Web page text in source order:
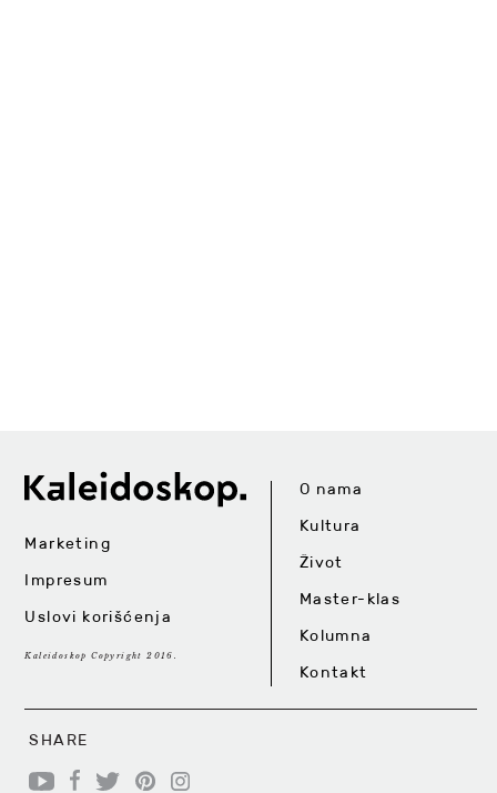
Marketing
Impresum
Uslovi korišćenja
Kaleidoskop Copyright 2016.
O nama
Kultura
Život
Master-klas
Kolumna
Kontakt
SHARE